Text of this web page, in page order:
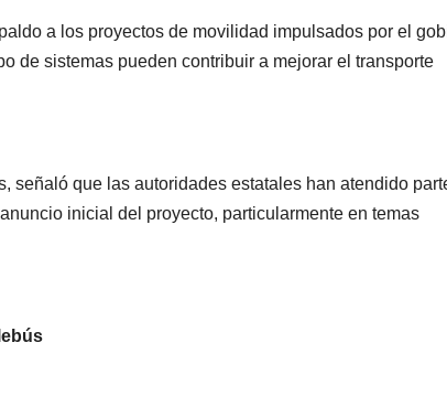
a los proyectos de movilidad impulsados por el
de sistemas pueden contribuir a mejorar el transporte
señaló que las autoridades estatales han atendido
inicial del proyecto, particularmente en temas